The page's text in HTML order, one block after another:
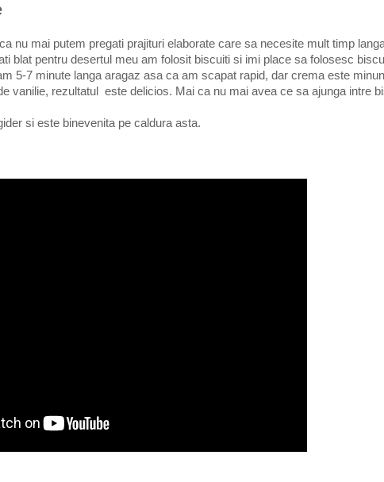
nu mai putem pregati prajituri elaborate care sa necesite mult timp
blat pentru desertul meu am folosit biscuiti si imi place sa folosesc
5-7 minute langa aragaz asa ca am scapat rapid, dar crema este
vanilie, rezultatul este delicios. Mai ca nu mai avea ce sa ajunga intre
si este binevenita pe caldura asta.